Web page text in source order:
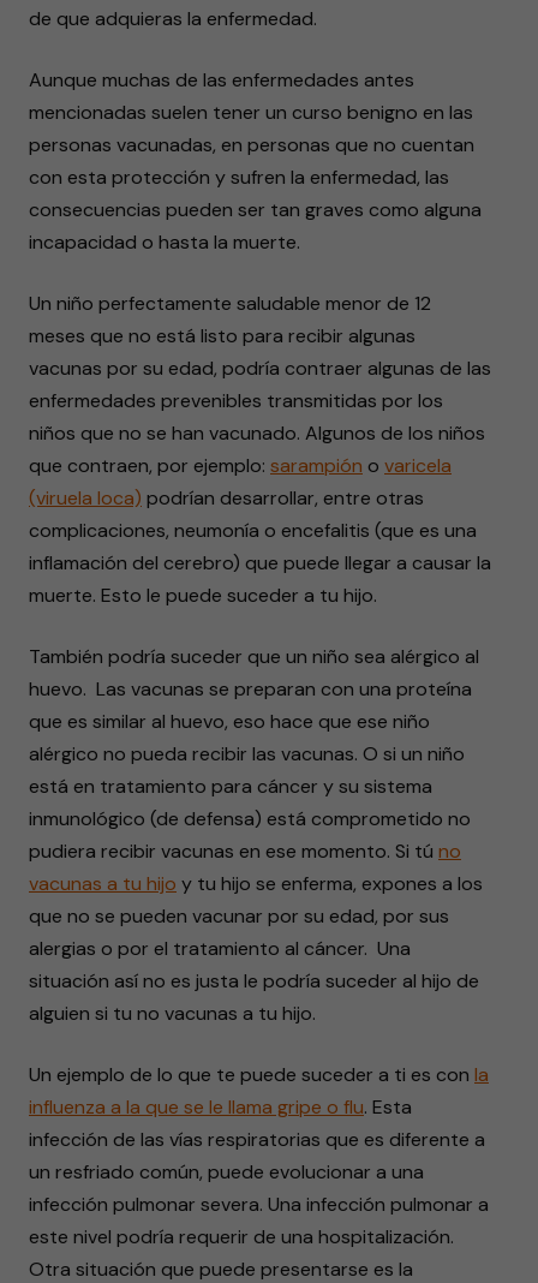
de que adquieras la enfermedad.
Aunque muchas de las enfermedades antes
mencionadas suelen tener un curso benigno en las
personas vacunadas, en personas que no cuentan
con esta protección y sufren la enfermedad, las
consecuencias pueden ser tan graves como alguna
incapacidad o hasta la muerte.
Un niño perfectamente saludable menor de 12
meses que no está listo para recibir algunas
vacunas por su edad, podría contraer algunas de las
enfermedades prevenibles transmitidas por los
niños que no se han vacunado. Algunos de los niños
que contraen, por ejemplo: sarampión o varicela
(viruela loca) podrían desarrollar, entre otras
complicaciones, neumonía o encefalitis (que es una
inflamación del cerebro) que puede llegar a causar la
muerte. Esto le puede suceder a tu hijo.
También podría suceder que un niño sea alérgico al
huevo. Las vacunas se preparan con una proteína
que es similar al huevo, eso hace que ese niño
alérgico no pueda recibir las vacunas. O si un niño
está en tratamiento para cáncer y su sistema
inmunológico (de defensa) está comprometido no
pudiera recibir vacunas en ese momento. Si tú no
vacunas a tu hijo y tu hijo se enferma, expones a los
que no se pueden vacunar por su edad, por sus
alergias o por el tratamiento al cáncer. Una
situación así no es justa le podría suceder al hijo de
alguien si tu no vacunas a tu hijo.
Un ejemplo de lo que te puede suceder a ti es con la
influenza a la que se le llama gripe o flu. Esta
infección de las vías respiratorias que es diferente a
un resfriado común, puede evolucionar a una
infección pulmonar severa. Una infección pulmonar a
este nivel podría requerir de una hospitalización.
Otra situación que puede presentarse es la